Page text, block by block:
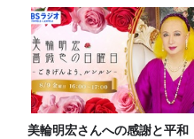
美輪明宏さんへの感謝と平和